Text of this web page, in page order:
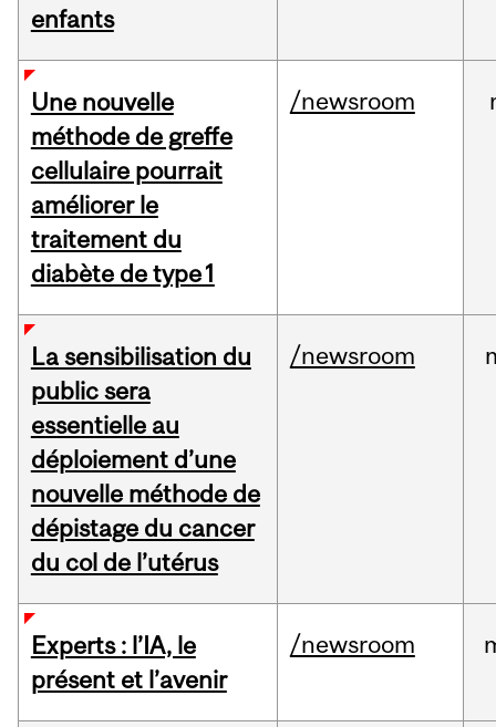
enfants
Une nouvelle
méthode de greffe
cellulaire pourrait
améliorer le
traitement du
diabète de type 1
/newsroom
La sensibilisation du
public sera
essentielle au
déploiement d’une
nouvelle méthode de
dépistage du cancer
du col de l’utérus
/newsroom
Experts : l’IA, le
présent et l’avenir
/newsroom